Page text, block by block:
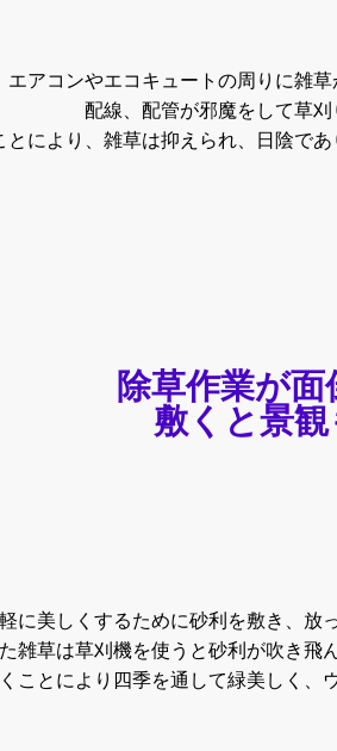
エアコンやエコキュートの周りに雑草
配線、配管が邪魔をして草刈
とにより、雑草は抑えられ、日陰で
除草作業が
敷くと景観
に美しくするために砂利を敷き、放
雑草は草刈機を使うと砂利が吹き飛
ことにより四季を通して緑美しく、